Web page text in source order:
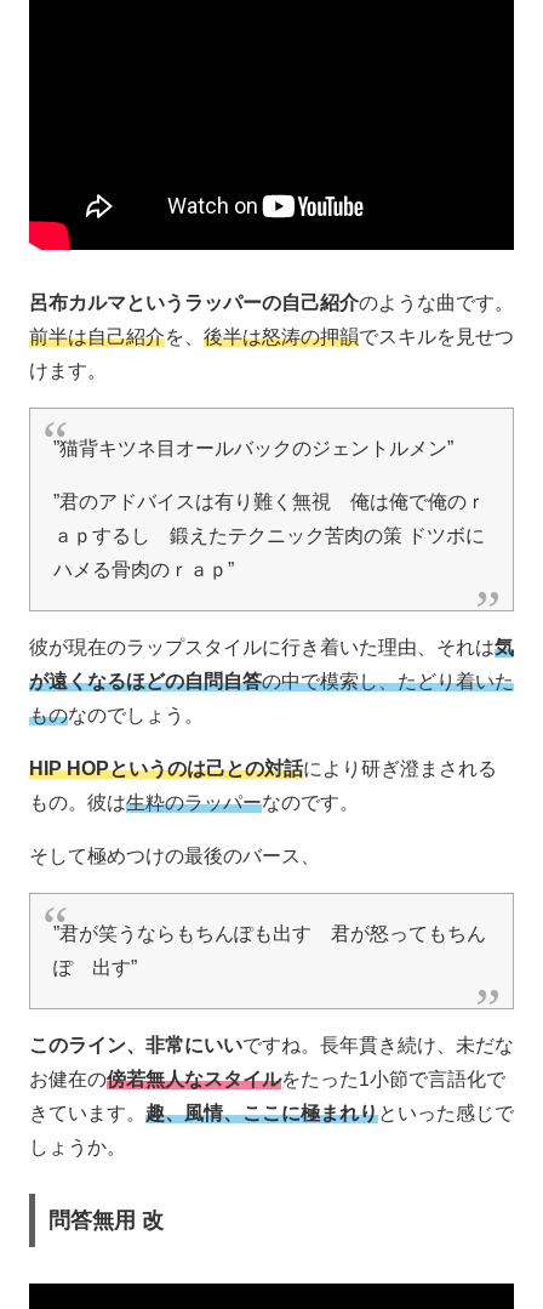
呂布カルマというラッパーの自己紹介のような曲です。
前半は自己紹介を、 後半は怒涛の押韻でスキルを見せつ
けます。
”猫背キツネ目オールバックのジェントルメン”
”君のアドバイスは有り難く無視 俺は俺で俺のｒ
ａｐするし 鍛えたテクニック苦肉の策 ドツボに
ハメる骨肉のｒａｐ”
彼が現在のラップスタイルに行き着いた理由、それは気
が遠くなるほどの自問自答の中で模索し、たどり着いた
ものなのでしょう。
HIP HOPというのは己との対話により研ぎ澄まされる
もの。彼は生粋のラッパーなのです。
そして極めつけの最後のバース、
”君が笑うならもちんぽも出す 君が怒ってもちん
ぽ 出す”
このライン、非常にいいですね。長年貫き続け、未だな
お健在の傍若無人なスタイルをたった1小節で言語化で
きています。 趣、風情、ここに極まれりといった感じで
しょうか。
問答無用 改